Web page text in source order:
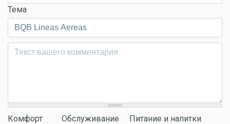
Тема
Комментарий*
Комфорт Обслуживание Питание и напитки